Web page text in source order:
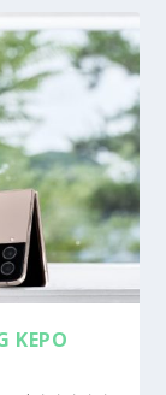
KEPO